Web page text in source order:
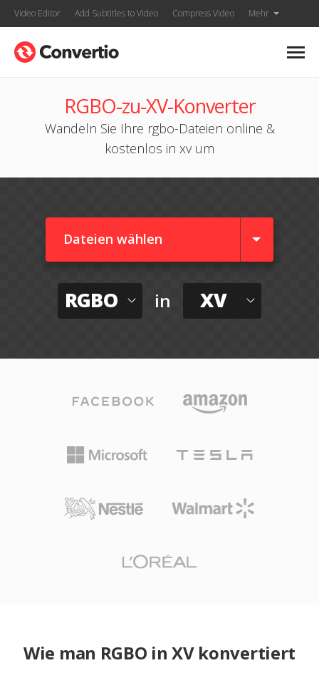
Video Editor Add Subtitles to Video Compress Video Mehr
RGBO-zu-XV-Konverter
Wandeln Sie Ihre rgbo-Dateien online &
kostenlos in xv um
Dateien wählen
RGBO in XV
Wie man RGBO in XV konvertiert